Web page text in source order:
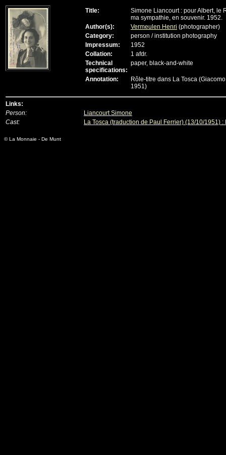
Title:
Simone Liancourt : pour Albert, le
ma sympathie, en souvenir. 1952.
Author(s):
Vermeulen Henri (photographer)
Category:
person / institution photography
Impressum:
1952
Collation:
1 afdr.
Technical
specifications:
paper, black-and-white
Annotation:
Rôle-titre dans La Tosca
1951)
Links:
Person:
Liancourt Simone
Cast:
La Tosca (traduction de Paul Ferrier) (13/10/1951) :
© La Monnaie - De Munt